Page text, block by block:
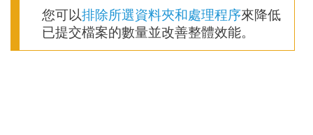
您可以排除所選資料夾和處理程序來降低
已提交檔案的數量並改善整體效能。